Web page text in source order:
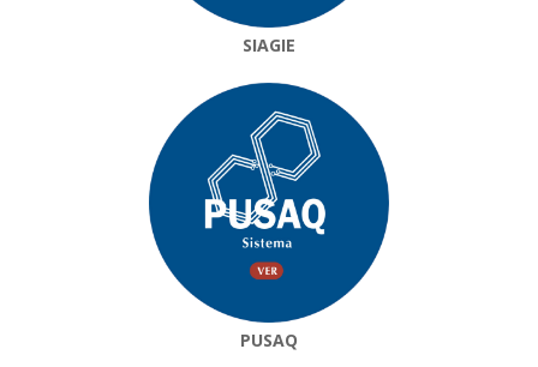
SIAGIE
PUSAQ